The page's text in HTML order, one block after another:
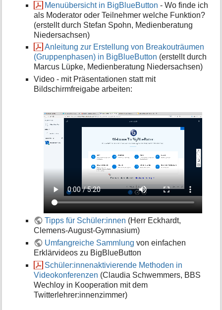
Menuübersicht in BigBlueButton - Wo finde ich
als Moderator oder Teilnehmer welche Funktion?
(erstellt durch Stefan Spohn, Medienberatung
Niedersachsen)
Anleitung zur Erstellung von Breakouträumen
(Gruppenphasen) in BigBlueButton (erstellt durch
Marcus Lüpke, Medienberatung Niedersachsen)
Video - mit Präsentationen statt mit
Bildschirmfreigabe arbeiten:
Tipps für Schüler:innen (Herr Eckhardt,
Clemens-August-Gymnasium)
Umfangreiche Sammlung von einfachen
Erklärvideos zu BigBlueButton
Schüler:innenaktivierende Methoden in
Videokonferenzen (Claudia Schwemmers, BBS
Wechloy in Kooperation mit dem
Twitterlehrer:innenzimmer)